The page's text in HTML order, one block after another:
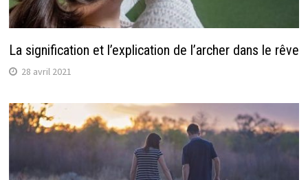
La signification et l’explication de l’archer dans le rêve
28 avril 2021